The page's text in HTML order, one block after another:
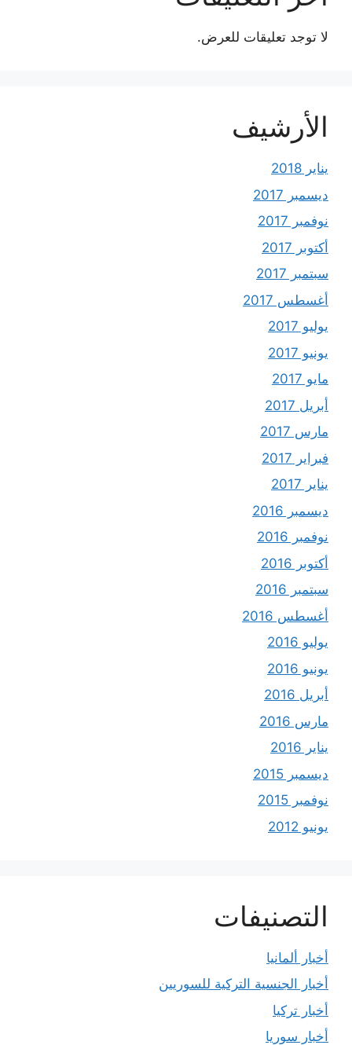
لا توجد تعليقات للعرض.
الأرشيف
يناير 2018
ديسمبر 2017
نوفمبر 2017
أكتوبر 2017
سبتمبر 2017
أغسطس 2017
يوليو 2017
يونيو 2017
مايو 2017
أبريل 2017
مارس 2017
فبراير 2017
يناير 2017
ديسمبر 2016
نوفمبر 2016
أكتوبر 2016
سبتمبر 2016
أغسطس 2016
يوليو 2016
يونيو 2016
أبريل 2016
مارس 2016
يناير 2016
ديسمبر 2015
نوفمبر 2015
يونيو 2012
التصنيفات
أخبار ألمانيا
أخبار الجنسية التركية للسوريين
أخبار تركيا
أخبار سوريا